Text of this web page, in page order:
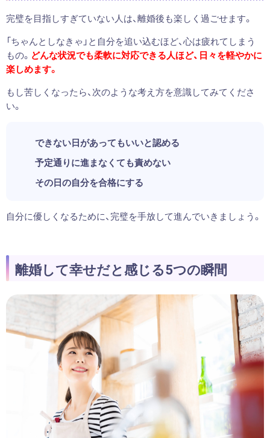
完璧を目指しすぎていない人は、離婚後も楽しく過ごせます。
「ちゃんとしなきゃ」と自分を追い込むほど、心は疲れてしまう
もの。 どんな状況でも柔軟に対応できる人ほど、日々を軽やかに
楽しめます。
もし苦しくなったら、次のような考え方を意識してみてくださ
い。
できない日があってもいいと認める
予定通りに進まなくても責めない
その日の自分を合格にする
自分に優しくなるために、完璧を手放して進んでいきましょう。
離婚して幸せだと感じる5つの瞬間